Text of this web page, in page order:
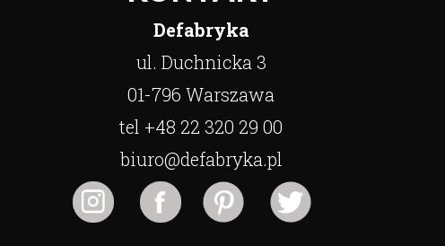
Defabryka
ul. Duchnicka 3
01-796 Warszawa
tel +48 22 320 29 00
biuro@defabryka.pl